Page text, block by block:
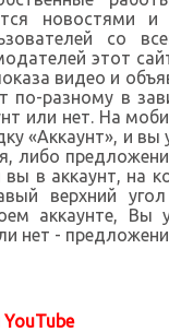
новостями и
со
этот
видео и
по-разному в
или нет. На
«Аккаунт», и вы
либо
в аккаунт, на
верхний
аккаунте, Вы
нет -